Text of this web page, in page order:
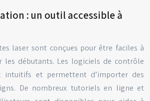
: un outil accessible à
laser sont conçues pour être faciles à
les débutants. Les logiciels de contrôle
intuitifs et permettent d’importer des
De nombreux tutoriels en ligne et